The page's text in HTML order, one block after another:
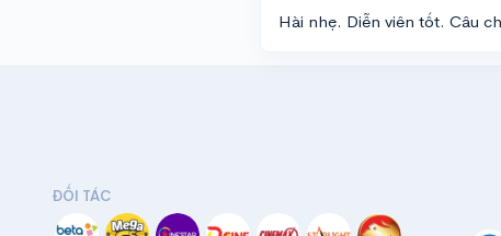
Hài nhẹ. Diễn viên tốt. Câu
ĐỐI TÁC